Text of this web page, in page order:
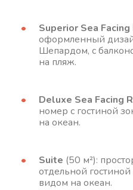
Superior Sea Facing
оформленный
Шепардом, с
на пляж.
Deluxe Sea Facing
номер с гостиной
на океан.
Suite (50 м²):
отдельной
видом на океан.